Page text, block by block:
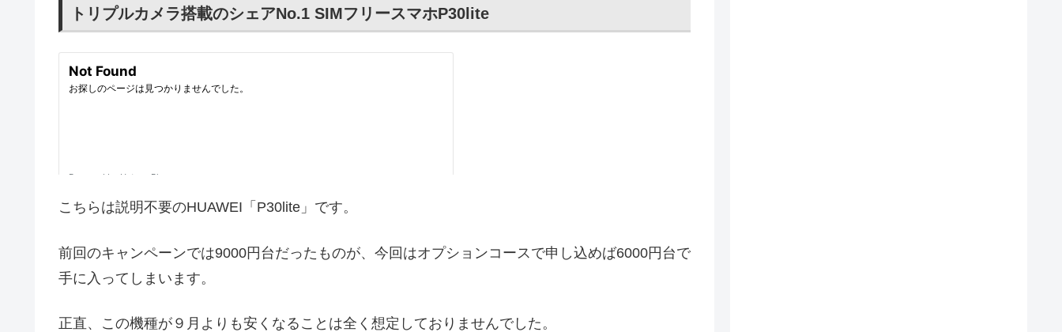
トリプルカメラ搭載のシェアNo.1 SIMフリースマホP30lite
こちらは説明不要のHUAWEI「P30lite」です。
前回のキャンペーンでは9000円台だったものが、今回はオプションコースで申し込めば6000円台で
手に入ってしまいます。
正直、この機種が９月よりも安くなることは全く想定しておりませんでした。